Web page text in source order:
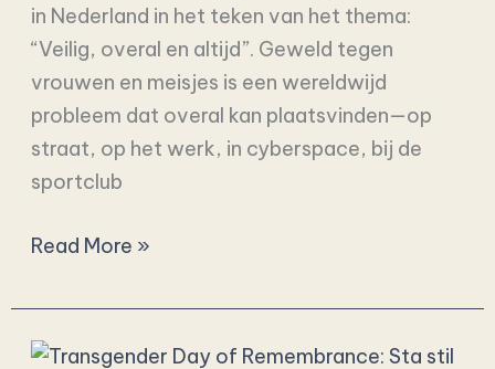
in Nederland in het teken van het thema:
“Veilig, overal en altijd”. Geweld tegen
vrouwen en meisjes is een wereldwijd
probleem dat overal kan plaatsvinden—op
straat, op het werk, in cyberspace, bij de
sportclub
Read More »
Transgender